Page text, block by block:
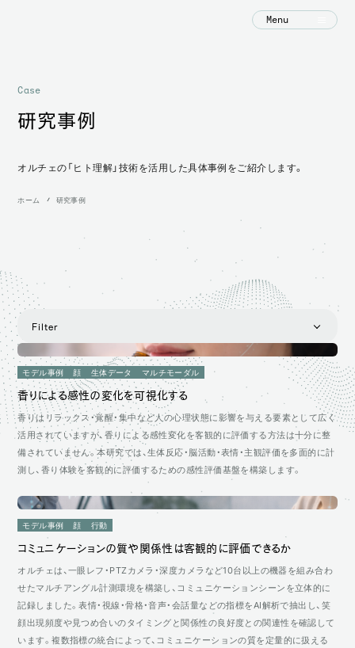
Menu
研究事例
Case
オルチェの「ヒト理解」技術を活用した具体事例をご紹介します。
ホーム 研究事例
Filter
Type
モデル事例
顧客事例
Technology
顔
行動
生体データ
マルチモーダル
Theme
効果検証
心理変化
モデル事例 顔 生体データ マルチモーダル
香りによる感性の変化を可視化する
香りはリラックス・覚醒・集中など人の心理状態に影響を与える要素として広く
活用されていますが、香りによる感性変化を客観的に評価する方法は十分に整
備されていません。本研究では、生体反応・脳活動・表情・主観評価を多面的に計
測し、香り体験を客観的に評価するための感性評価基盤を構築します。
モデル事例 顔 行動
コミュニケーションの質や関係性は客観的に評価できるか
オルチェは、一眼レフ・PTZカメラ・深度カメラなど10台以上の機器を組み合わ
せたマルチアングル計測環境を構築し、コミュニケーションシーンを立体的に
記録しました。表情・視線・骨格・音声・会話量などの指標をAI解析で抽出し、笑
顔出現頻度や見つめ合いのタイミングと関係性の良好度との関連性を確認して
います。複数指標の統合によって、コミュニケーションの質を定量的に扱える